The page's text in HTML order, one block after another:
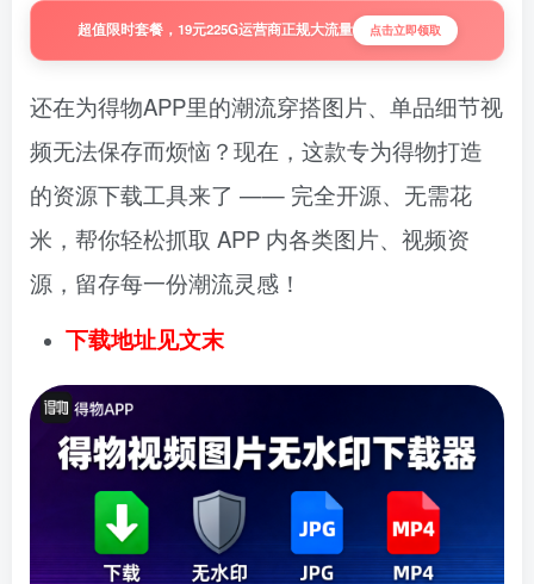
超值限时套餐，19元225G运营商正规大流量 点击立即领取
还在为得物APP里的潮流穿搭图片、单品细节视
频无法保存而烦恼？现在，这款专为得物打造
的资源下载工具来了 —— 完全开源、无需花
米，帮你轻松抓取 APP 内各类图片、视频资
源，留存每一份潮流灵感！
下载地址见文末